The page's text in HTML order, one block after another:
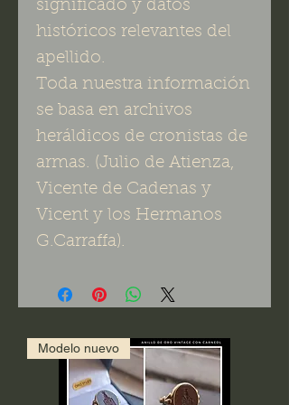
significado y datos
históricos relevantes del
apellido.
Toda nuestra información
se basa en archivos
heráldicos de cronistas de
armas. (Julio de Atienza,
Vicente de Cadenas y
Vicent y los Hermanos
G.Carraffa).
Modelo nuevo